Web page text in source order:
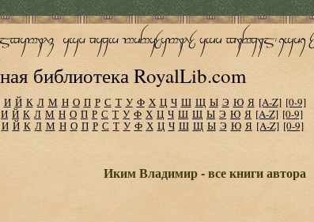
библиотека RoyalLib.com
И Й К Л М Н О П Р С Т У Ф Х Ц Ч Ш Щ Ы Э Ю Я [A-Z] [0-9]
И Й К Л М Н О П Р С Т У Ф Х Ц Ч Ш Щ Ы Э Ю Я [A-Z] [0-9]
И Й К Л М Н О П Р С Т У Ф Х Ц Ч Ш Щ Ы Э Ю Я [A-Z] [0-9]
Иким Владимир - все книги автора